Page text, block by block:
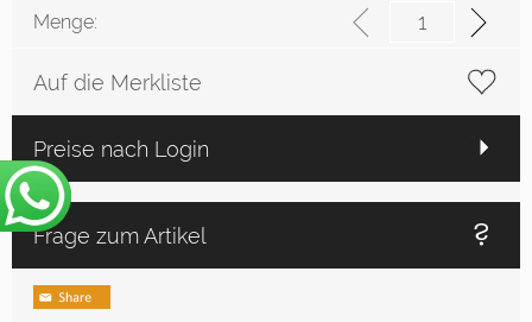
Menge:
Auf die Merkliste
Preise nach Login
Frage zum Artikel